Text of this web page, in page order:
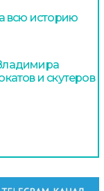
всю историю
и скутеров